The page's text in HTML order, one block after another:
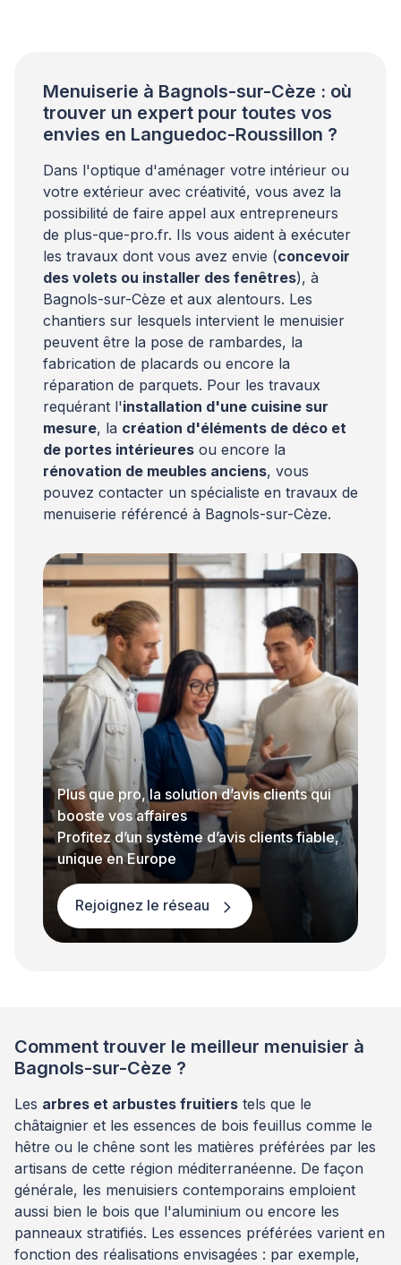
Menuiserie à Bagnols-sur-Cèze : où
trouver un expert pour toutes vos
envies en Languedoc-Roussillon ?
Dans l'optique d'aménager votre intérieur ou
votre extérieur avec créativité, vous avez la
possibilité de faire appel aux entrepreneurs
de plus-que-pro.fr. Ils vous aident à exécuter
les travaux dont vous avez envie (concevoir
des volets ou installer des fenêtres), à
Bagnols-sur-Cèze et aux alentours. Les
chantiers sur lesquels intervient le menuisier
peuvent être la pose de rambardes, la
fabrication de placards ou encore la
réparation de parquets. Pour les travaux
requérant l'installation d'une cuisine sur
mesure, la création d'éléments de déco et
de portes intérieures ou encore la
rénovation de meubles anciens, vous
pouvez contacter un spécialiste en travaux de
menuiserie référencé à Bagnols-sur-Cèze.
Plus que pro, la solution d’avis clients qui
booste vos affaires
Profitez d’un système d’avis clients fiable,
unique en Europe
Rejoignez le réseau
Comment trouver le meilleur menuisier à
Bagnols-sur-Cèze ?
Les arbres et arbustes fruitiers tels que le
châtaignier et les essences de bois feuillus comme le
hêtre ou le chêne sont les matières préférées par les
artisans de cette région méditerranéenne. De façon
générale, les menuisiers contemporains emploient
aussi bien le bois que l'aluminium ou encore les
panneaux stratifiés. Les essences préférées varient en
fonction des réalisations envisagées : par exemple,